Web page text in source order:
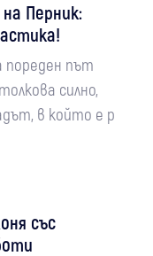
Перник:
пореден път
силно,
в който е р
със